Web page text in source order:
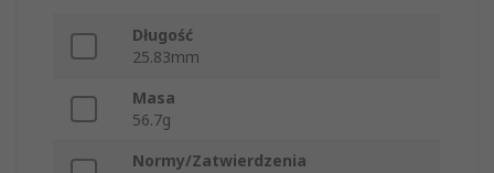
Długość
25.83mm
Masa
56.7g
Normy/Zatwierdzenia